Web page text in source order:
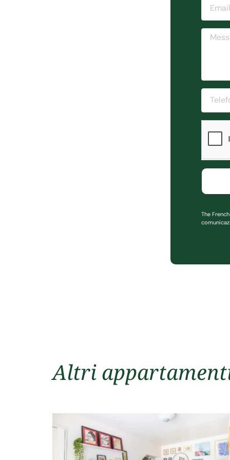
The
Altri